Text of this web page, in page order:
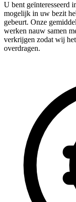
U bent geïnteresseerd
mogelijk in uw bezit
gebeurt. Onze
werken nauw samen
verkrijgen zodat wij
overdragen.